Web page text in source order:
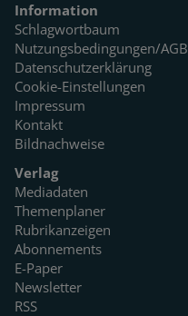
Information
Schlagwortbaum
Nutzungsbedingungen/AGB
Datenschutzerklärung
Cookie-Einstellungen
Impressum
Kontakt
Bildnachweise
Verlag
Mediadaten
Themenplaner
Rubrikanzeigen
Abonnements
E-Paper
Newsletter
RSS